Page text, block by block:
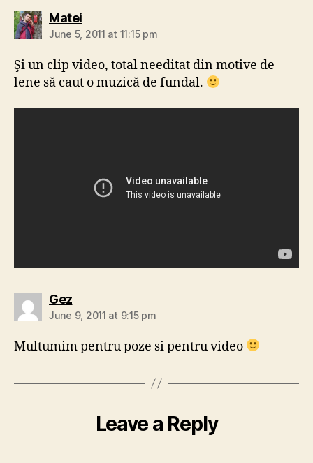
Mateisays:
June 5, 2011 at 11:15 pm
Şi un clip video, total needitat din motive de
lene să caut o muzică de fundal.
Gezsays:
June 9, 2011 at 9:15 pm
Multumim pentru poze si pentru video
Leave a Reply